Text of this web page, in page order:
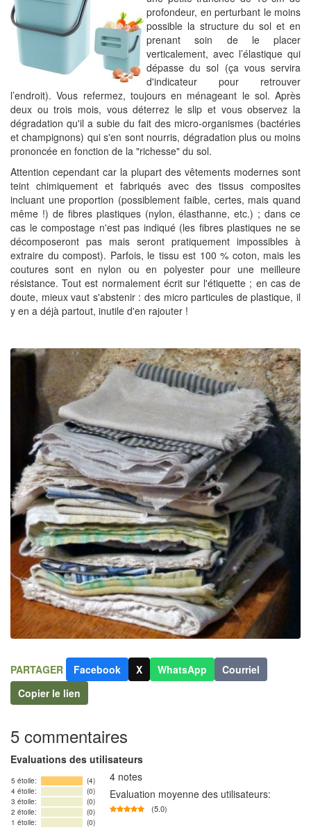
profondeur, en perturbant le moins
possible la structure du sol et en
prenant soin de le placer
verticalement, avec l’élastique qui
dépasse du sol (ça vous servira
d'indicateur pour retrouver
l’endroit). Vous refermez, toujours en ménageant le sol. Après
deux ou trois mois, vous déterrez le slip et vous observez la
dégradation qu'il a subie du fait des micro-organismes (bactéries
et champignons) qui s'en sont nourris, dégradation plus ou moins
prononcée en fonction de la "richesse" du sol.
Attention cependant car la plupart des vêtements modernes sont
teint chimiquement et fabriqués avec des tissus composites
incluant une proportion (possiblement faible, certes, mais quand
même !) de fibres plastiques (nylon, élasthanne, etc.) ; dans ce
cas le compostage n'est pas indiqué (les fibres plastiques ne se
décomposeront pas mais seront pratiquement impossibles à
extraire du compost). Parfois, le tissu est 100 % coton, mais les
coutures sont en nylon ou en polyester pour une meilleure
résistance. Tout est normalement écrit sur l'étiquette ; en cas de
doute, mieux vaut s'abstenir : des micro particules de plastique, il
y en a déjà partout, inutile d'en rajouter !
PARTAGER Facebook X WhatsApp
Courriel
Copier le lien
5 commentaires
Evaluations des utilisateurs
5 étoile:
(4)
4 étoile:
(0)
3 étoile:
(0)
2 étoile:
(0)
1 étoile:
(0)
4 notes
Evaluation moyenne des utilisateurs:
(5.0)